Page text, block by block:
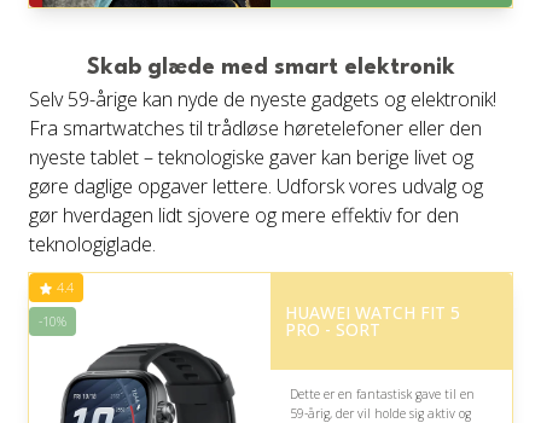
på 4.6 ud af 5
Skab glæde med smart elektronik
Selv 59-årige kan nyde de nyeste gadgets og elektronik!
Fra smartwatches til trådløse høretelefoner eller den
nyeste tablet – teknologiske gaver kan berige livet og
gøre daglige opgaver lettere. Udforsk vores udvalg og
gør hverdagen lidt sjovere og mere effektiv for den
teknologiglade.
4.4
-10%
HUAWEI WATCH FIT 5
PRO - SORT
Dette er en fantastisk gave til en
59-årig, der vil holde sig aktiv og